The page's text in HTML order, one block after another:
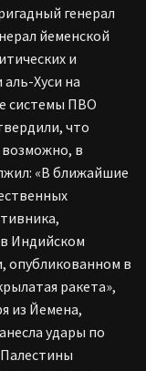
генерал
йеменской
и
Хуси на
системы ПВО
что
в
«В ближайшие
Индийском
опубликованном в
ракета»,
из Йемена,
удары по